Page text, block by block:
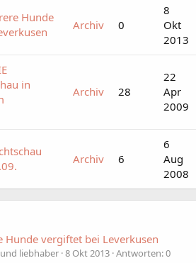
Hunde
Archiv 0
8
Okt
2013
in
Archiv 28
22
Apr
2009
Archiv 6
6
Aug
2008
Hunde vergiftet bei Leverkusen
liebhaber 8 Okt 2013 Antworten: 0